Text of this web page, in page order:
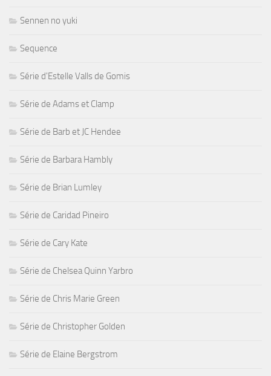
Sennen no yuki
Sequence
Série d'Estelle Valls de Gomis
Série de Adams et Clamp
Série de Barb et JC Hendee
Série de Barbara Hambly
Série de Brian Lumley
Série de Caridad Pineiro
Série de Cary Kate
Série de Chelsea Quinn Yarbro
Série de Chris Marie Green
Série de Christopher Golden
Série de Elaine Bergstrom